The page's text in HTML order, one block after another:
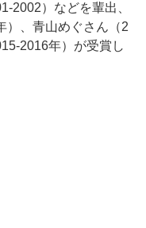
2002）などを輩出、
）、青山めぐさん（2
2016年）が受賞し